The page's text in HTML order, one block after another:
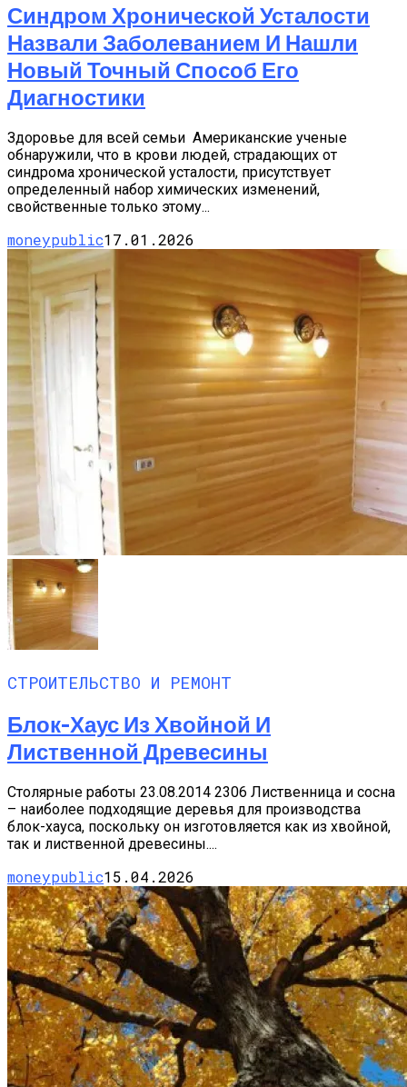
Синдром Хронической Усталости
Назвали Заболеванием И Нашли
Новый Точный Способ Его
Диагностики
Здоровье для всей семьи Американские ученые
обнаружили, что в крови людей, страдающих от
синдрома хронической усталости, присутствует
определенный набор химических изменений,
свойственные только этому...
moneypublic17.01.2026
СТРОИТЕЛЬСТВО И РЕМОНТ
Блок-Хаус Из Хвойной И
Лиственной Древесины
Столярные работы 23.08.2014 2306 Лиственница и сосна
– наиболее подходящие деревья для производства
блок-хауса, поскольку он изготовляется как из хвойной,
так и лиственной древесины....
moneypublic15.04.2026